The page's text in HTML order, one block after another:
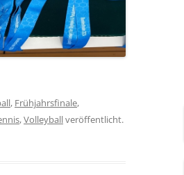
, Frühjahrsfinale,
,Volleyballveröffentlicht.